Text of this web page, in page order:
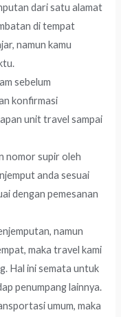
dari satu alamat
di tempat
namun kamu
sebelum
konfirmasi
unit travel sampai
nomor supir oleh
anda sesuai
dengan pemesanan
namun
maka travel kami
Hal ini semata untuk
penumpang lainnya.
umum, maka